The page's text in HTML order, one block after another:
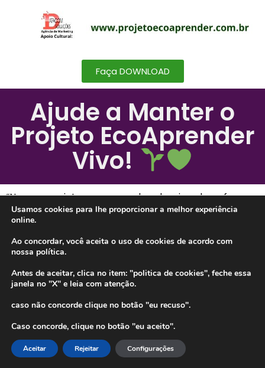
Faça DOWNLOAD
Ajude a Manter o
Projeto EcoAprender
Vivo!
“Nosso projeto nasceu do desejo de oferecer
conteúdos relevantes e inspiradores sobre meio
ambiente, educação ambiental e inclusão social, com
uma abordagem única e dedicada.
governamentais, dependemos exclusivamente do
apoio de pessoas como você para seguir adiante.
conteúdos ou seguindo nossas redes, é fundamental
para que possamos continuar impactando
positivamente a sociedade.
Usamos cookies para lhe proporcionar a melhor experiência
online.
Ao concordar, você aceita o uso de cookies de acordo com
nossa política.
Antes de aceitar, clica no item: "politica de cookies", feche essa
janela no "X" e leia com atenção.
caso não concorde clique no botão "eu recuso".
Caso concorde, clique no botão "eu aceito".
Aceitar Rejeitar Configurações